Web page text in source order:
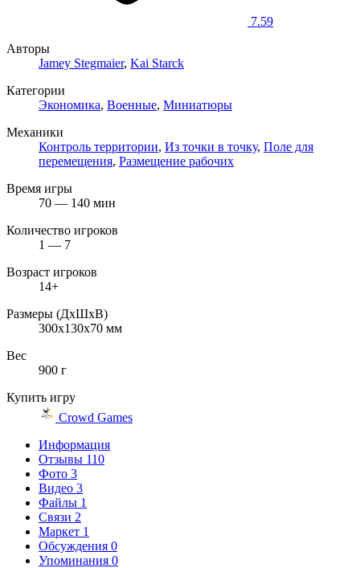
7.59
Авторы
Jamey Stegmaier, Kai Starck
Категории
Экономика, Военные, Миниатюры
Механики
Контроль территории, Из точки в точку, Поле для
перемещения, Размещение рабочих
Время игры
70 — 140 мин
Количество игроков
1 — 7
Возраст игроков
14+
Размеры (ДxШxВ)
300x130x70 мм
Вес
900 г
Купить игру
Crowd Games
Информация
Отзывы 110
Фото 3
Видео 3
Файлы 1
Связи 2
Маркет 1
Обсуждения 0
Упоминания 0